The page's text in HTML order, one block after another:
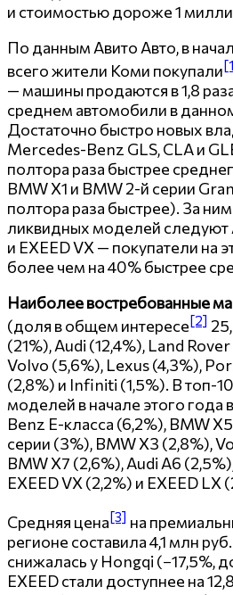
и стоимостью дороже 1
По данным Авито Авто, в
всего жители Коми покупали
— машины продаются в 1,8
среднем автомобили в
Достаточно быстро новых
Mercedes-Benz GLS, CLA и
полтора раза быстрее
BMW X1 и BMW 2-й серии
полтора раза быстрее). За
ликвидных моделей следуют
и EXEED VX — покупатели на
более чем на 40% быстрее
Наиболее востребованные
(доля в общем интересе[2]
(21%), Audi (12,4%), Land
Volvo (5,6%), Lexus (4,3%),
(2,8%) и Infiniti (1,5%). В топ-
моделей в начале этого
Benz E-класса (6,2%), BMW
серии (3%), BMW X3 (2,8%),
BMW X7 (2,6%), Audi A6
EXEED VX (2,2%) и EXEED LX
Средняя цена[3] на
регионе составила 4,1 млн
снижалась у Hongqi (−17,5%,
EXEED стали доступнее на